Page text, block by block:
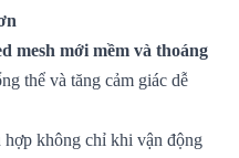
mesh mới mềm và thoáng
thể và tăng cảm giác dễ
hợp không chỉ khi vận động